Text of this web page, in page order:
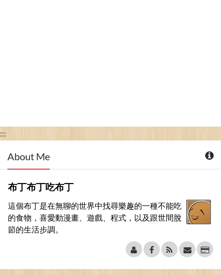
:::
About Me
布丁布丁吃布丁
這個布丁是在無聊的世界中找尋樂趣的一種不能吃
的食物，喜愛動漫畫、遊戲、程式，以及跟世間脫
節的生活步調。